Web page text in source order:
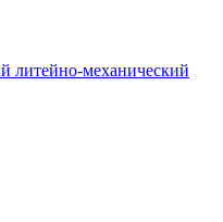
литейно-механический